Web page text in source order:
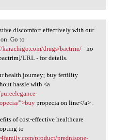
discomfort
discomfort effectively with our
Go to
karachigo.com/drugs/bactrim/- no
URL - for details.
health journey; buy fertility
hassle with <a
">buypropecia on line</a> .
of cost-effective healthcare
to
product/prednisone-